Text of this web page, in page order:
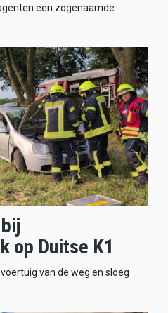
een zogenaamde
op Duitse K1
van de weg en sloeg